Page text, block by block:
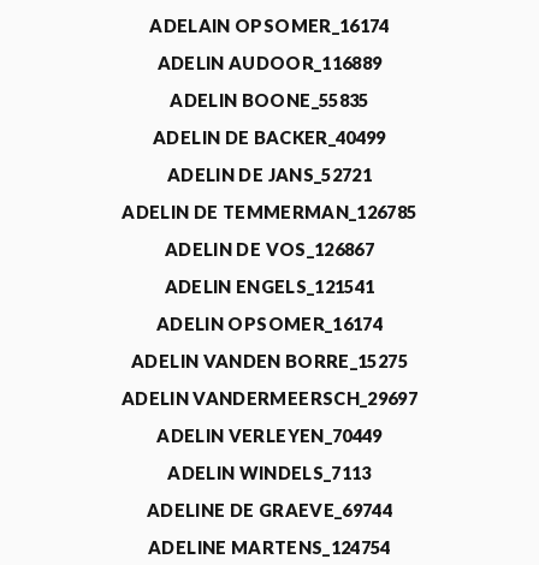
ADELAIN OPSOMER_16174
ADELIN AUDOOR_116889
ADELIN BOONE_55835
ADELIN DE BACKER_40499
ADELIN DE JANS_52721
ADELIN DE TEMMERMAN_126785
ADELIN DE VOS_126867
ADELIN ENGELS_121541
ADELIN OPSOMER_16174
ADELIN VANDEN BORRE_15275
ADELIN VANDERMEERSCH_29697
ADELIN VERLEYEN_70449
ADELIN WINDELS_7113
ADELINE DE GRAEVE_69744
ADELINE MARTENS_124754